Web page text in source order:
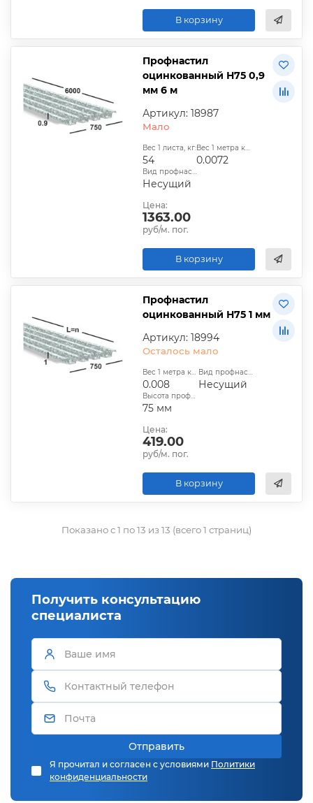
В корзину
Профнастил
оцинкованный Н75 0,9
мм 6 м
Артикул: 18987
Мало
Вес 1 листа, кг:
54
Вес 1 метра квадратного, т:
0.0072
Вид профнастила:
Несущий
Цена:
1363.00
руб/м. пог.
В корзину
Профнастил
оцинкованный Н75 1 мм
Артикул: 18994
Осталось мало
Вес 1 метра квадратного, т:
0.008
Вид профнастила:
Несущий
Высота профиля:
75 мм
Цена:
419.00
руб/м. пог.
В корзину
Показано с 1 по 13 из 13 (всего 1 страниц)
Получить консультацию
специалиста
Отправить
Я прочитал и согласен с условиями Политики
конфиденциальности